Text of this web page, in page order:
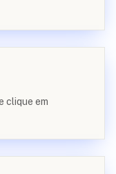
clique em